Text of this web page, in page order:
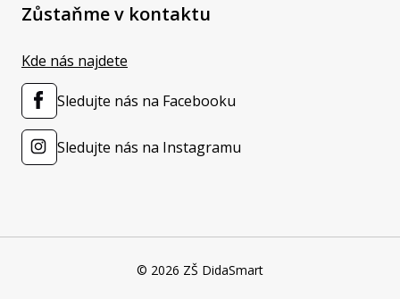
Zůstaňme v kontaktu
Kde nás najdete
Sledujte nás na Facebooku
Sledujte nás na Instagramu
© 2026 ZŠ DidaSmart